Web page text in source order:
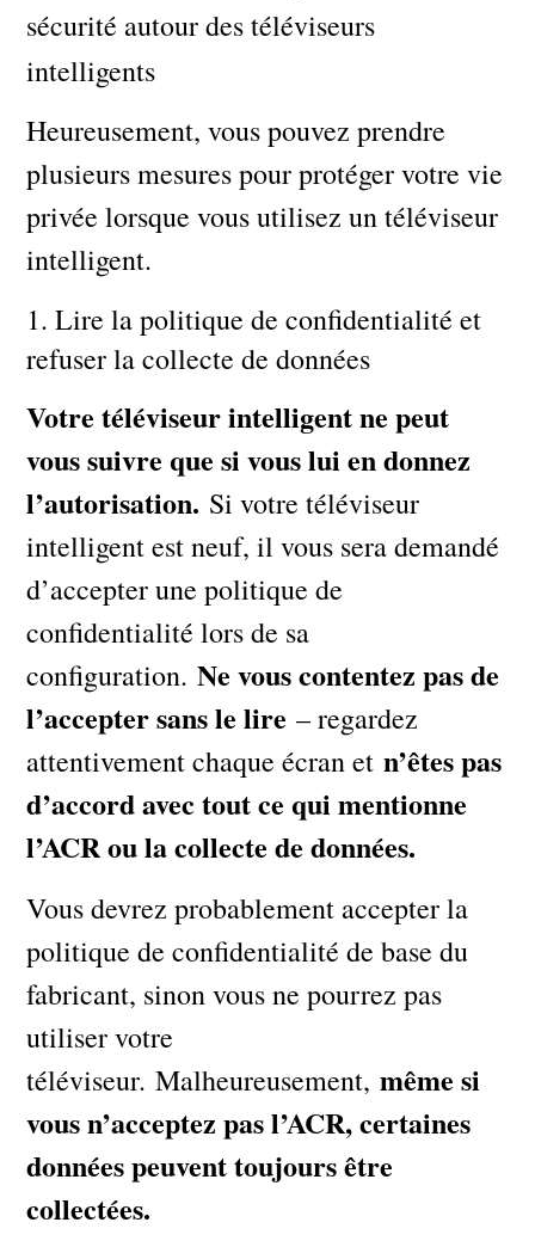
sécurité autour des téléviseurs
intelligents
Heureusement, vous pouvez prendre
plusieurs mesures pour protéger votre vie
privée lorsque vous utilisez un téléviseur
intelligent.
1. Lire la politique de confidentialité et
refuser la collecte de données
Votre téléviseur intelligent ne peut
vous suivre que si vous lui en donnez
l’autorisation. Si votre téléviseur
intelligent est neuf, il vous sera demandé
d’accepter une politique de
confidentialité lors de sa
configuration.Ne vous contentez pas de
l’accepter sans le lire – regardez
attentivement chaque écran etn’êtes pas
d’accord avec tout ce qui mentionne
l’ACR ou la collecte de données.
Vous devrez probablement accepter la
politique de confidentialité de base du
fabricant, sinon vous ne pourrez pas
utiliser votre
téléviseur. Malheureusement,même si
vous n’acceptez pas l’ACR, certaines
données peuvent toujours être
collectées.